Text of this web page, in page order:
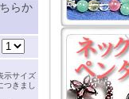
らか
示サイズ
きまし